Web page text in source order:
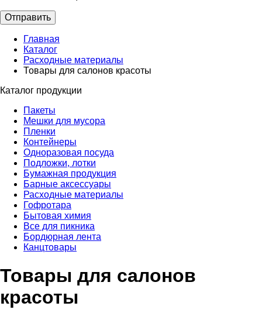
Отправить
Главная
Каталог
Расходные материалы
Товары для салонов красоты
Каталог продукции
Пакеты
Мешки для мусора
Пленки
Контейнеры
Одноразовая посуда
Подложки, лотки
Бумажная продукция
Барные аксессуары
Расходные материалы
Гофротара
Бытовая химия
Все для пикника
Бордюрная лента
Канцтовары
Товары для салонов
красоты